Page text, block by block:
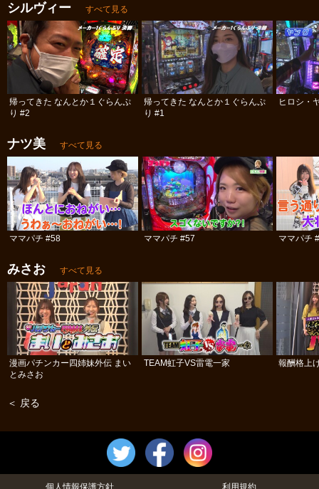
シルヴィー すべて見る
帰ってきた なんとか１ぐらんぷ
り #2
帰ってきた なんとか１ぐらんぷ
り #1
ヒロシ・
ナツ美 すべて見る
ママパチ #58 ママパチ #57 ママパチ
みさお すべて見る
漫画パチンカー四姉妹外伝 まい
とみさお
TEAM虹子VS雷電一家 報酬格上
＜ 戻る
個人情報保護方針 利用規約